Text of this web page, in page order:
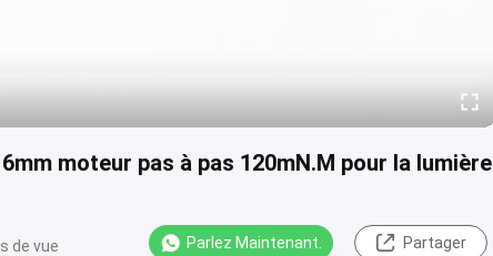
moteur pas à pas 120mN.M pour la lumière
de vue Parlez Maintenant. Partager